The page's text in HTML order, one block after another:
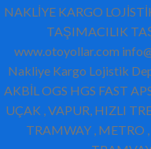
NAKLİYE KARGO
TAŞIMACILIK
www.otoyollar.com
Nakliye Kargo Lojistik
AKBİL OGS HGS FAST
UÇAK , VAPUR, HIZLI
TRAMWAY , METRO ,